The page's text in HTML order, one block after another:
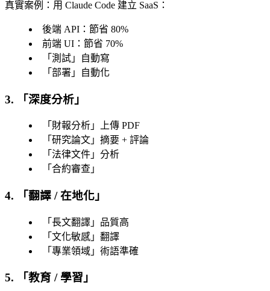
真實案例 ：用 Claude Code 建立 SaaS：
後端 API：節省 80%
前端 UI：節省 70%
「 測試 」自動寫
「 部署 」自動化
3. 「深度分析 」
「 財報分析 」上傳 PDF
「 研究論文 」摘要 + 評論
「 法律文件 」分析
「 合約審查 」
4. 「翻譯 / 在地化 」
「 長文翻譯 」品質高
「 文化敏感 」翻譯
「 專業領域 」術語準確
5. 「教育 / 學習 」